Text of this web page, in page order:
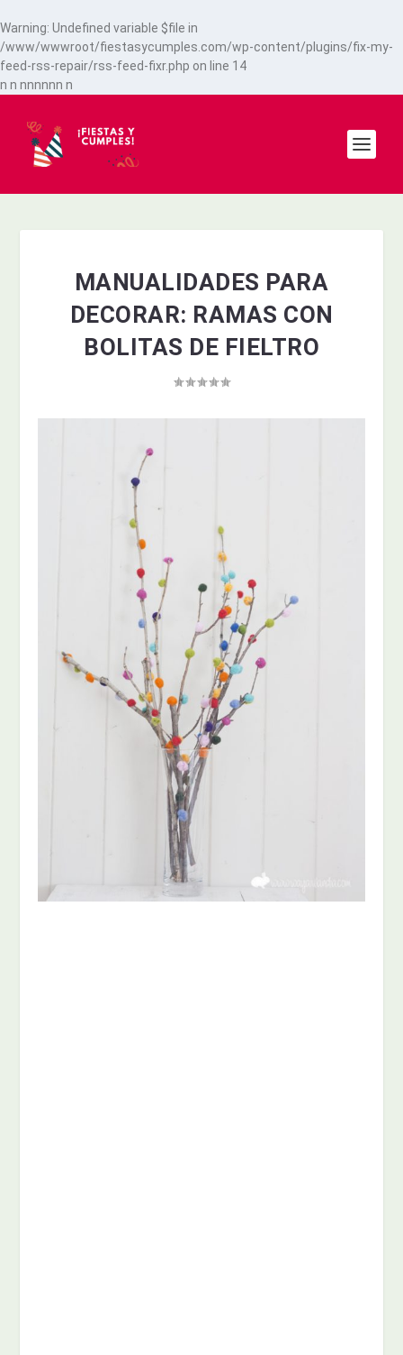
Warning: Undefined variable $file in
/www/wwwroot/fiestasycumples.com/wp-content/plugins/fix-my-
feed-rss-repair/rss-feed-fixr.php on line 14
n n nnnnnn n
MANUALIDADES PARA
DECORAR: RAMAS CON
BOLITAS DE FIELTRO